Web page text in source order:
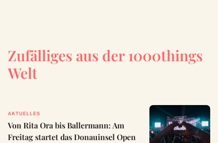
Zufälliges aus der 1000things
Welt
AKTUELLES
Von Rita Ora bis Ballermann: Am
Freitag startet das Donauinsel Open